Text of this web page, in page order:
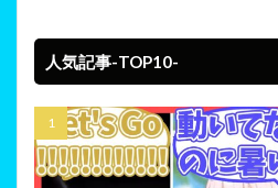
人気記事-TOP10-